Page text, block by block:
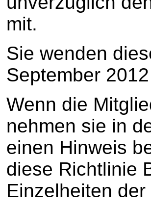
mit.
Sie wenden
September
Wenn die
nehmen sie in
einen Hinweis
diese Richtlinie
Einzelheiten